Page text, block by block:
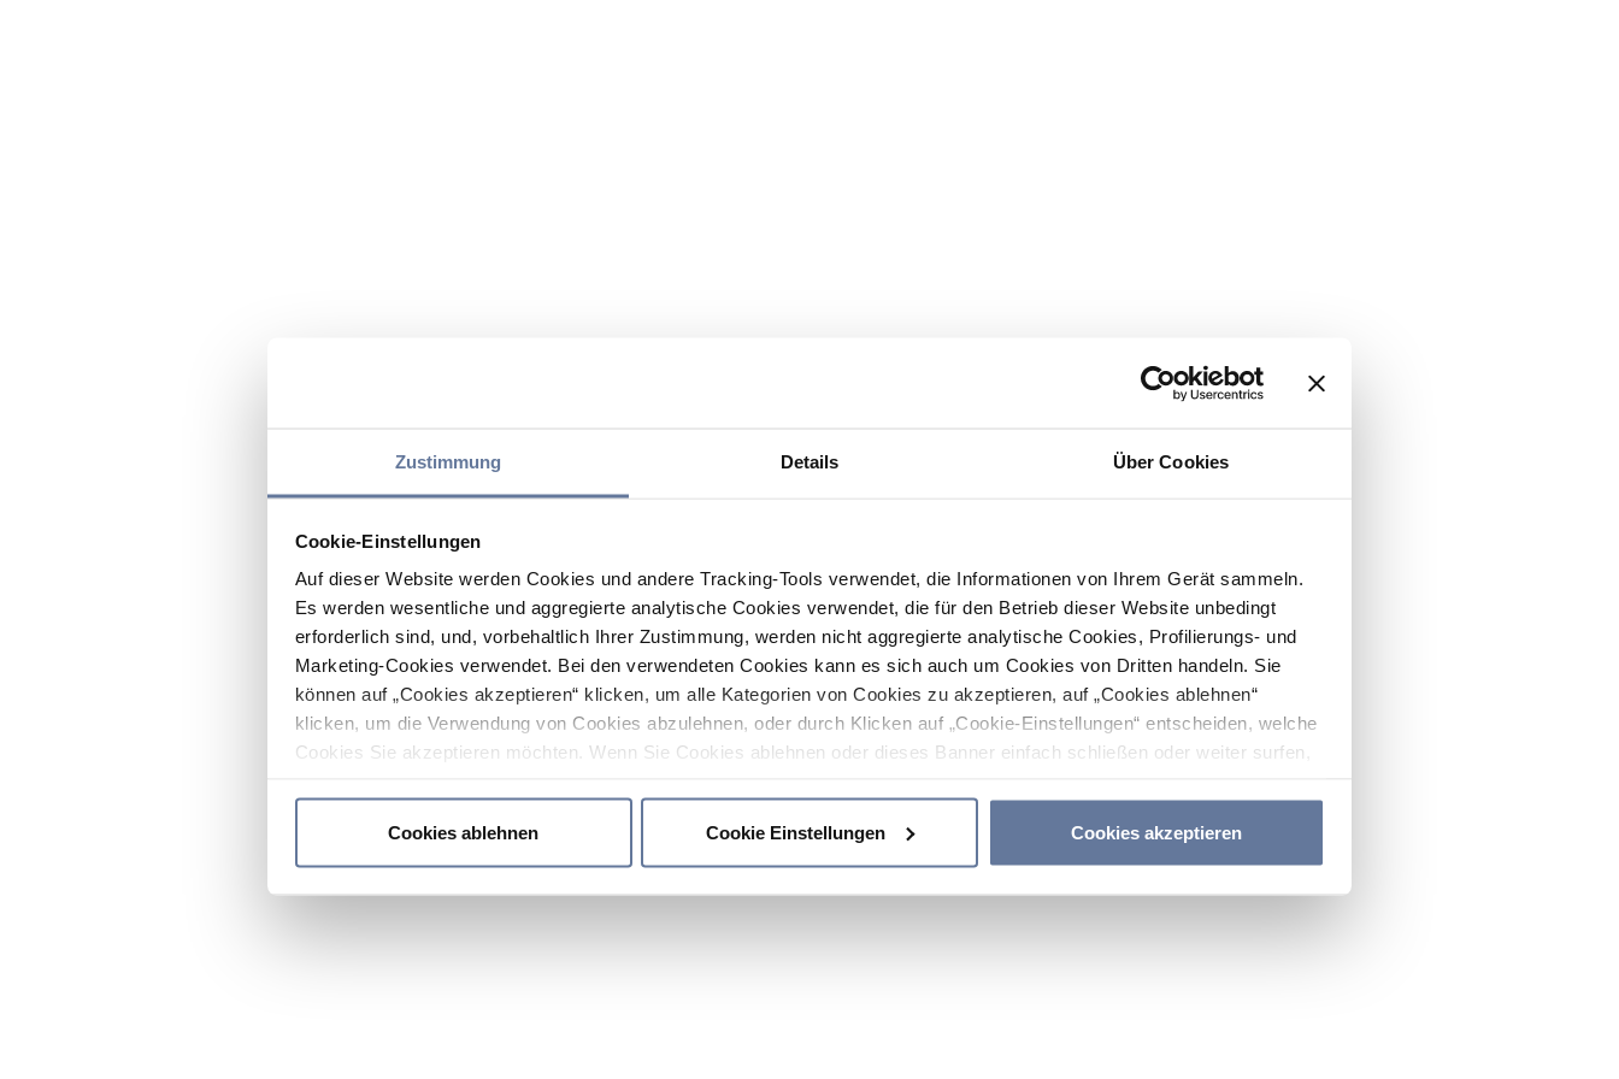
Zustimmung Details Über Cookies
Cookie-Einstellungen
Auf dieser Website werden Cookies und andere Tracking-Tools verwendet, die Informationen von Ihrem Gerät sammeln.
Es werden wesentliche und aggregierte analytische Cookies verwendet, die für den Betrieb dieser Website unbedingt
erforderlich sind, und, vorbehaltlich Ihrer Zustimmung, werden nicht aggregierte analytische Cookies, Profilierungs- und
Marketing-Cookies verwendet. Bei den verwendeten Cookies kann es sich auch um Cookies von Dritten handeln. Sie
können auf „Cookies akzeptieren“ klicken, um alle Kategorien von Cookies zu akzeptieren, auf „Cookies ablehnen“
klicken, um die Verwendung von Cookies abzulehnen, oder durch Klicken auf „Cookie-Einstellungen“ entscheiden, welche
Cookies Sie akzeptieren möchten. Wenn Sie Cookies ablehnen oder dieses Banner einfach schließen oder weiter surfen,
Cookies ablehnen
Cookie Einstellungen Cookies akzeptieren